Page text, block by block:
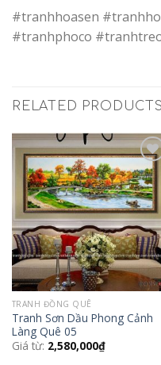
#tranhhoasen
#tranhphoco
RELATED PRODUCTS
Add to
Wishlist
TRANH ĐỒNG QUÊ
Tranh Sơn Dầu Phong Cảnh
Làng Quê 05
Giá từ: 2,580,000₫